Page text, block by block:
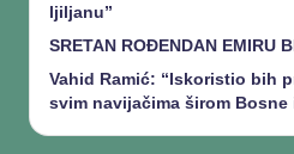
ljiljanu”
SRETAN ROĐENDAN EMIRU
Vahid Ramić: “Iskoristio bih
svim navijačima širom